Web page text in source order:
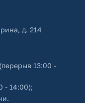
д. 214
13:00 -
- 14:00);